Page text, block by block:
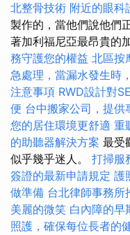
北整骨技術 附近的眼科
製作的，當他們說他們
著加利福尼亞最昂貴的
務守護您的權益 北區按
急處理，當漏水發生時
注意事項 RWD設計對
便 台中搬家公司，提
您的居住環境更舒適 重
的助聽器解決方案 最受
似乎幾乎迷人。 打掃服
簽證的最新申請規定 護
做準備 台北律師事務所
美麗的微笑 白內障的早
照護，確保每位長者的